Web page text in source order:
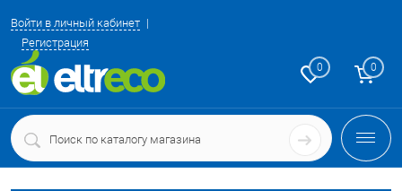
Войти в личный кабинет
Регистрация
0 0